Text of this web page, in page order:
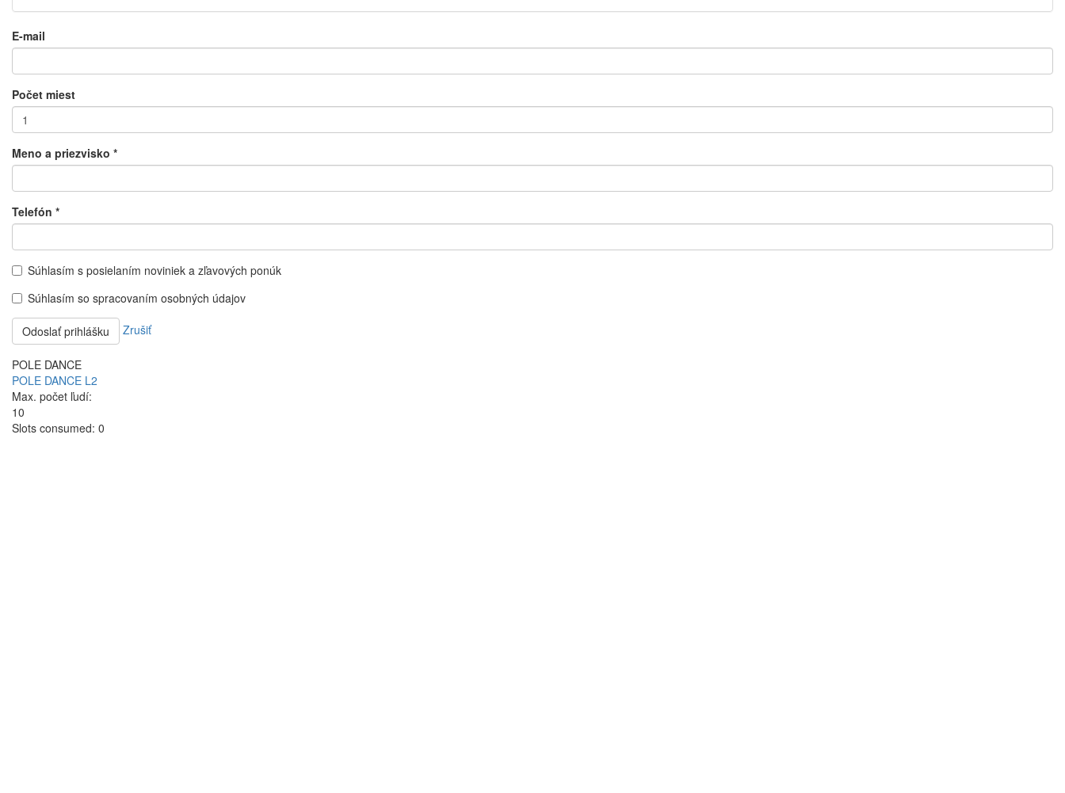
E-mail
Počet miest
Meno a priezvisko *
Telefón *
Súhlasím s posielaním noviniek a zľavových ponúk
Súhlasím so spracovaním osobných údajov
Odoslať prihlášku Zrušiť
POLE DANCE
POLE DANCE L2
Max. počet ľudí:
10
Slots consumed: 0